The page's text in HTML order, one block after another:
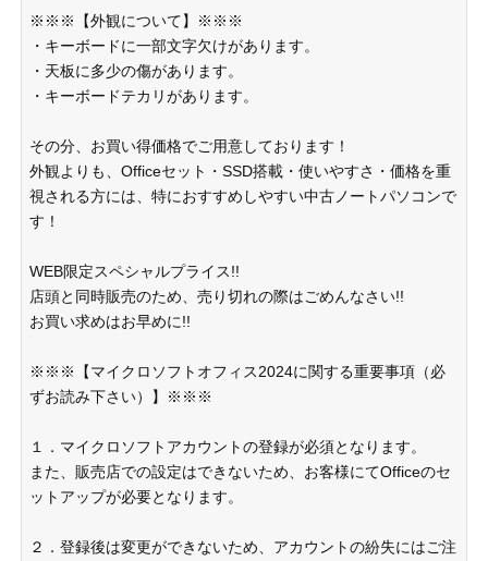
※※※【外観について】※※※
・キーボードに一部文字欠けがあります。
・天板に多少の傷があります。
・キーボードテカリがあります。
その分、お買い得価格でご用意しております！
外観よりも、Officeセット・SSD搭載・使いやすさ・価格を重
視される方には、特におすすめしやすい中古ノートパソコンで
す！
WEB限定スペシャルプライス!!
店頭と同時販売のため、売り切れの際はごめんなさい!!
お買い求めはお早めに!!
※※※【マイクロソフトオフィス2024に関する重要事項（必
ずお読み下さい）】※※※
１．マイクロソフトアカウントの登録が必須となります。
また、販売店での設定はできないため、お客様にてOfficeのセ
ットアップが必要となります。
２．登録後は変更ができないため、アカウントの紛失にはご注